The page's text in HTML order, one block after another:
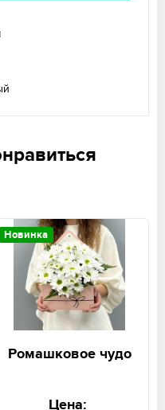
Новинка
Ромашковое чудо
Цена: